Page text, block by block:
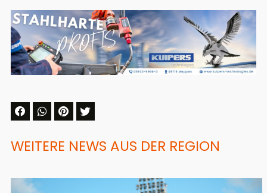
WEITERE NEWS AUS DER REGION